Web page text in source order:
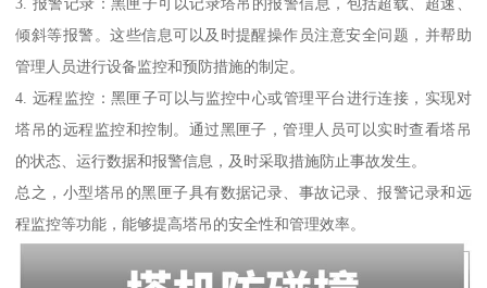
倾斜等报警。这些信息可以及时提醒操作员注意安全问题，并帮助
管理人员进行设备监控和预防措施的制定。
4. 远程监控：黑匣子可以与监控中心或管理平台进行连接，实现对
塔吊的远程监控和控制。通过黑匣子，管理人员可以实时查看塔吊
的状态、运行数据和报警信息，及时采取措施防止事故发生。
总之，小型塔吊的黑匣子具有数据记录、事故记录、报警记录和远
程监控等功能，能够提高塔吊的安全性和管理效率。